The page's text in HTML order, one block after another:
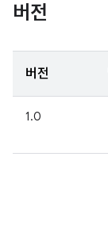
버전
버전
1.0